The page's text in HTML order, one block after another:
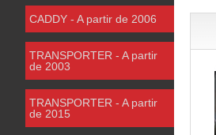
CADDY - A partir de 2006
TRANSPORTER - A partir
de 2003
TRANSPORTER - A partir
de 2015